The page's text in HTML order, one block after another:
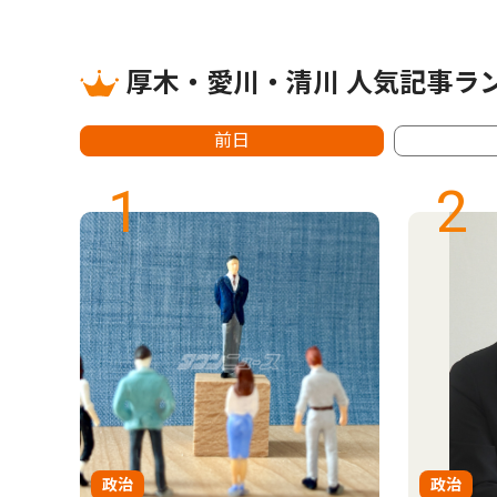
厚木・愛川・清川 人気記事ラ
前日
1
政治
2
政治